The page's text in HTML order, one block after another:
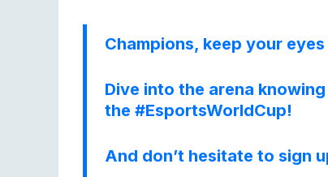
Champions, keep your
Dive into the arena
the #EsportsWorldCup!
And don’t hesitate to sign